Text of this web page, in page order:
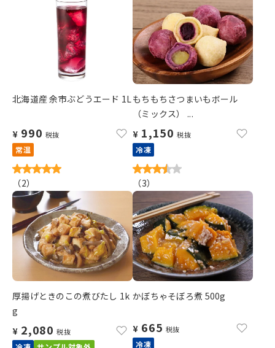
北海道産 余市ぶどうエード 1L
¥ 990 税抜
常温
（2）
もちもちさつまいもボール
（ミックス） ...
¥ 1,150 税抜
冷凍
（3）
厚揚げときのこの煮びたし 1k
g
¥ 2,080 税抜
かぼちゃそぼろ煮 500g
¥ 665 税抜
冷凍